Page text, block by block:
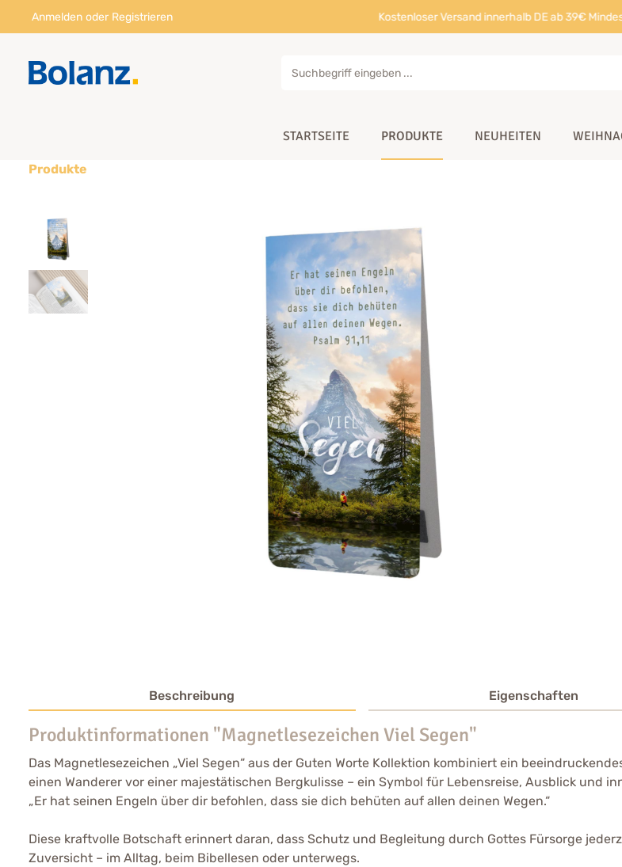
Anmelden oder Registrieren Kostenloser Versand innerhalb DE ab 39€
STARTSEITE PRODUKTE NEUHEITEN
Produkte
Beschreibung Eigenschaften
Produktinformationen "Magnetlesezeichen Viel Segen"
Das Magnetlesezeichen „Viel Segen“ aus der Guten Worte Kollektion kombiniert ein
einen Wanderer vor einer majestätischen Bergkulisse – ein Symbol für Lebensreise, Ausblick und
„Er hat seinen Engeln über dir befohlen, dass sie dich behüten auf allen deinen Wegen.“
Diese kraftvolle Botschaft erinnert daran, dass Schutz und Begleitung durch Gottes Fürsorge
Zuversicht – im Alltag, beim Bibellesen oder unterwegs.